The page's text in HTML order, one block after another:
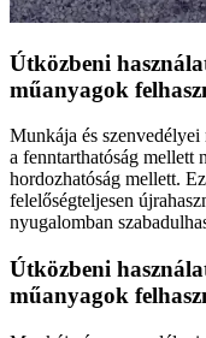
Útközbeni
műanyagok
Munkája és
a fenntarthatóság mellett
hordozhatóság mellett.
felelőségteljesen
nyugalomban
Útközbeni
műanyagok